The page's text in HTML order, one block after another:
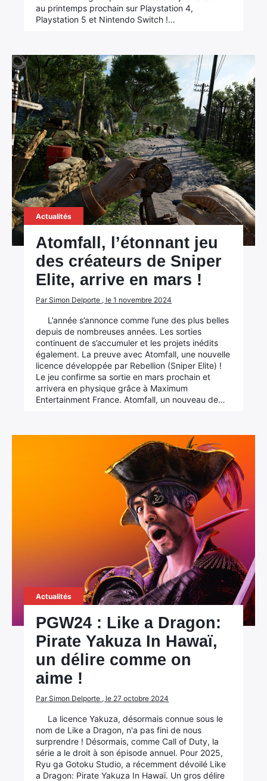
au printemps prochain sur Playstation 4,
Playstation 5 et Nintendo Switch !…
Actualités
Atomfall, l’étonnant jeu
des créateurs de Sniper
Elite, arrive en mars !
Par Simon Delporte , le 1 novembre 2024
L’année s’annonce comme l’une des plus belles
depuis de nombreuses années. Les sorties
continuent de s’accumuler et les projets inédits
également. La preuve avec Atomfall, une nouvelle
licence développée par Rebellion (Sniper Elite) !
Le jeu confirme sa sortie en mars prochain et
arrivera en physique grâce à Maximum
Entertainment France. Atomfall, un nouveau de…
Actualités
PGW24 : Like a Dragon:
Pirate Yakuza In Hawaï,
un délire comme on
aime !
Par Simon Delporte , le 27 octobre 2024
La licence Yakuza, désormais connue sous le
nom de Like a Dragon, n'a pas fini de nous
surprendre ! Désormais, comme Call of Duty, la
série a le droit à son épisode annuel. Pour 2025,
Ryu ga Gotoku Studio, a récemment dévoilé Like
a Dragon: Pirate Yakuza In Hawaï. Un gros délire